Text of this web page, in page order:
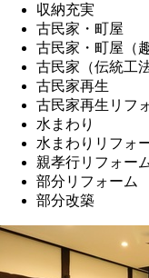
収納充実
古民家・町屋
古民家・町屋（趣
古民家（伝統工法
古民家再生
古民家再生リフ
水まわり
水まわりリフォ
親孝行リフォー
部分リフォーム
部分改築